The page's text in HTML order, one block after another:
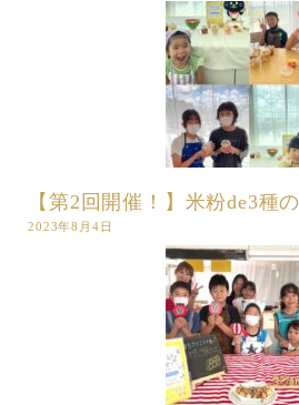
【第2回開催！】米粉de3種
2023年8月4日